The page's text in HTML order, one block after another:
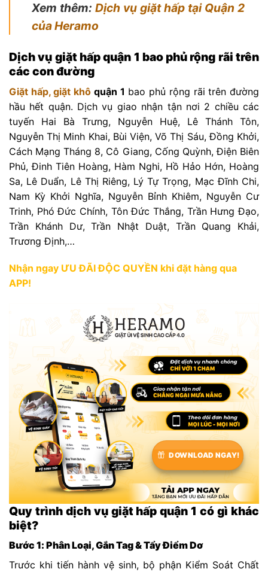
Xem thêm: Dịch vụ giặt hấp tại Quận 2
của Heramo
Dịch vụ giặt hấp quận 1 bao phủ rộng rãi trên
các con đường
Giặt hấp, giặt khô quận 1 bao phủ rộng rãi trên đường
hầu hết quận. Dịch vụ giao nhận tận nơi 2 chiều các
tuyến Hai Bà Trưng, Nguyễn Huệ, Lê Thánh Tôn,
Nguyễn Thị Minh Khai, Bùi Viện, Võ Thị Sáu, Đồng Khởi,
Cách Mạng Tháng 8, Cô Giang, Cống Quỳnh, Điện Biên
Phủ, Đinh Tiên Hoàng, Hàm Nghi, Hồ Hảo Hớn, Hoàng
Sa, Lê Duẩn, Lê Thị Riêng, Lý Tự Trọng, Mạc Đĩnh Chi,
Nam Kỳ Khởi Nghĩa, Nguyễn Bỉnh Khiêm, Nguyễn Cư
Trinh, Phó Đức Chính, Tôn Đức Thắng, Trần Hưng Đạo,
Trần Khánh Dư, Trần Nhật Duật, Trần Quang Khải,
Trương Định,…
Nhận ngay ƯU ĐÃI ĐỘC QUYỀN khi đặt hàng qua
APP!
DOWNLOAD NGAY!
Quy trình dịch vụ giặt hấp quận 1 có gì khác
biệt?
Bước 1: Phân Loại, Gắn Tag & Tẩy Điểm Dơ
Trước khi tiến hành vệ sinh, bộ phận Kiểm Soát Chất